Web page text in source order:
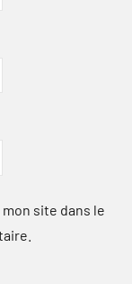
site dans le